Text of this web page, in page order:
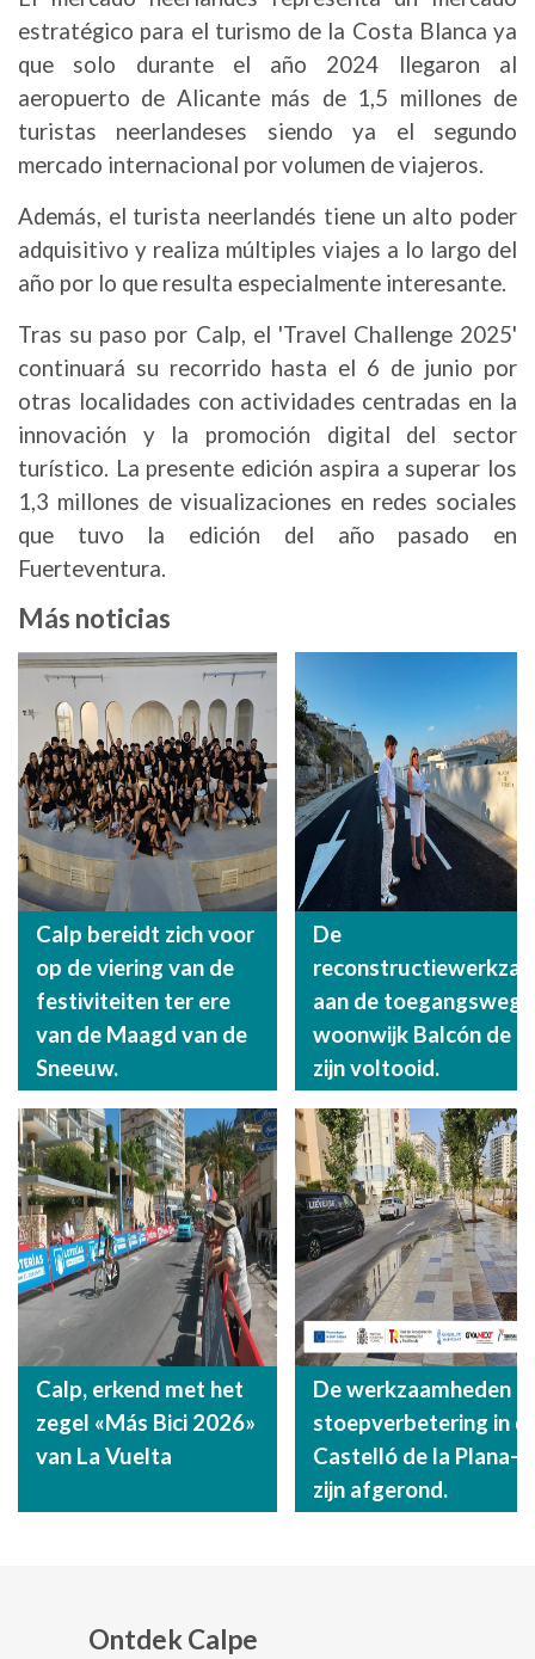
estratégico para el turismo de la Costa Blanca ya
que solo durante el año 2024 llegaron al
aeropuerto de Alicante más de 1,5 millones de
turistas neerlandeses siendo ya el segundo
mercado internacional por volumen de viajeros.
Además, el turista neerlandés tiene un alto poder
adquisitivo y realiza múltiples viajes a lo largo del
año por lo que resulta especialmente interesante.
Tras su paso por Calp, el 'Travel Challenge 2025'
continuará su recorrido hasta el 6 de junio por
otras localidades con actividades centradas en la
innovación y la promoción digital del sector
turístico. La presente edición aspira a superar los
1,3 millones de visualizaciones en redes sociales
que tuvo la edición del año pasado en
Fuerteventura.
Más noticias
Calp bereidt zich voor
op de viering van de
festiviteiten ter ere
van de Maagd van de
Sneeuw.
De
aan de toegangsweg
woonwijk Balcón de
zijn voltooid.
Calp, erkend met het
zegel «Más Bici 2026»
van La Vuelta
De werkzaamheden
stoepverbetering in
Castelló de la Plana-
zijn afgerond.
Ontdek Calpe